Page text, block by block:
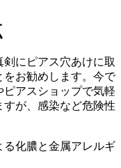
にピアス穴あけに取
をお勧めします。今で
アスショップで気軽
が、感染など危険性
る化膿と金属アレルギ